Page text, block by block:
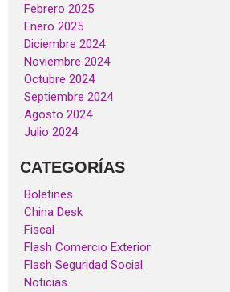
Febrero 2025
Enero 2025
Diciembre 2024
Noviembre 2024
Octubre 2024
Septiembre 2024
Agosto 2024
Julio 2024
CATEGORÍAS
Boletines
China Desk
Fiscal
Flash Comercio Exterior
Flash Seguridad Social
Noticias